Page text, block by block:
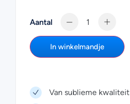
Aantal
In winkelmandje
Van sublieme kwaliteit